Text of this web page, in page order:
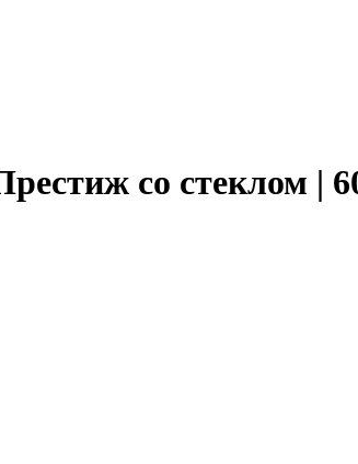
со стеклом |